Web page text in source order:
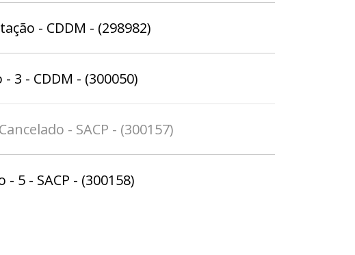
- CDDM - (298982)
3 - CDDM - (300050)
- SACP - (300157)
- 5 - SACP - (300158)